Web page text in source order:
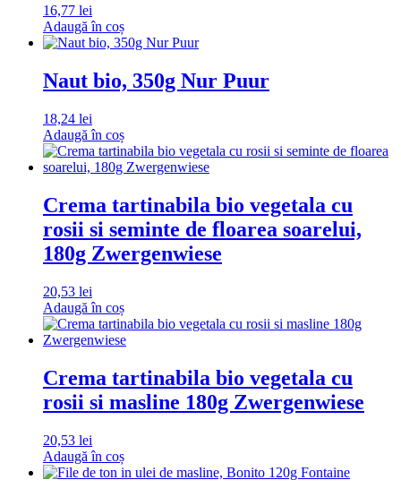
16,77 lei
Adaugă în coș
Naut bio, 350g Nur Puur
18,24 lei
Adaugă în coș
Crema tartinabila bio vegetala cu
rosii si seminte de floarea soarelui,
180g Zwergenwiese
20,53 lei
Adaugă în coș
Crema tartinabila bio vegetala cu
rosii si masline 180g Zwergenwiese
20,53 lei
Adaugă în coș